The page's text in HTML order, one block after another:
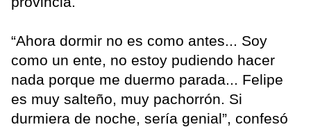
“Ahora dormir no es como antes... Soy
como un ente, no estoy pudiendo hacer
nada porque me duermo parada... Felipe
es muy salteño, muy pachorrón. Si
durmiera de noche, sería genial”, confesó